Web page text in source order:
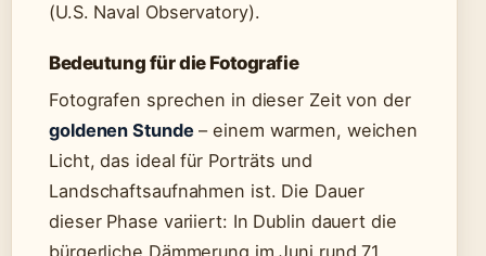
(U.S. Naval Observatory).
Bedeutung für die Fotografie
Fotografen sprechen in dieser Zeit von der
goldenen Stunde– einem warmen, weichen
Licht, das ideal für Porträts und
Landschaftsaufnahmen ist. Die Dauer
dieser Phase variiert: In Dublin dauert die
bürgerliche Dämmerung im Juni rund 71